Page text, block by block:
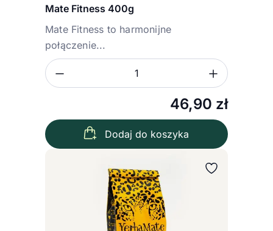
Mate Fitness 400g
Mate Fitness to harmonijne
połączenie...
46,90 zł
Zmniejsz ilość
Dodaj do koszyka